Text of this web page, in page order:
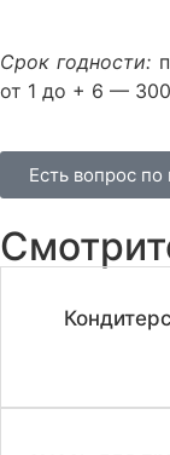
Срок годности:
от 1 до + 6 —
Есть вопрос